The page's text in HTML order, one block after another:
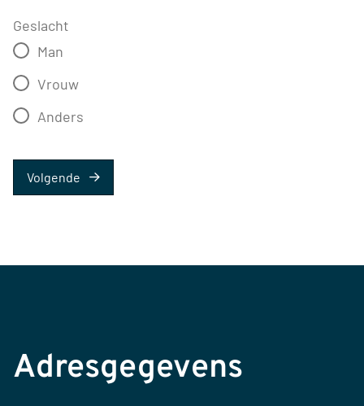
Geslacht
Man
Vrouw
Anders
Volgende
Adresgegevens